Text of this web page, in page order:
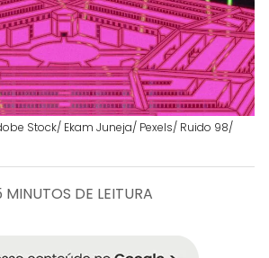
Stock/ Ekam Juneja/ Pexels/ Ruido 98/
MINUTOS DE LEITURA